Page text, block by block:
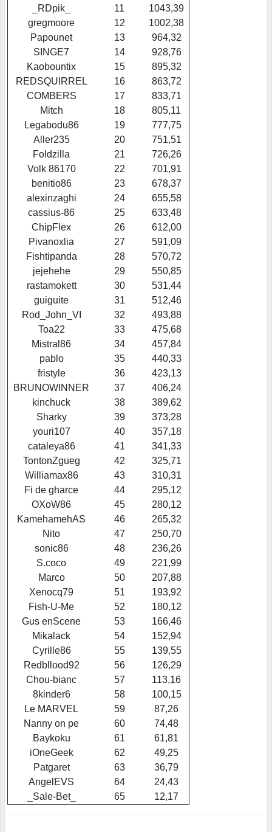
_RDpik_
11
1043,39
gregmoore
12
1002,38
Papounet
13
964,32
SINGE7
14
928,76
Kaobountix
15
895,32
REDSQUIRREL
16
863,72
COMBERS
17
833,71
Mitch
18
805,11
Legabodu86
19
777,75
Aller235
20
751,51
Foldzilla
21
726,26
Volk 86170
22
701,91
benitio86
23
678,37
alexinzaghi
24
655,58
cassius-86
25
633,48
ChipFlex
26
612,00
Pivanoxlia
27
591,09
Fishtipanda
28
570,72
jejehehe
29
550,85
rastamokett
30
531,44
guiguite
31
512,46
Rod_John_VI
32
493,88
Toa22
33
475,68
Mistral86
34
457,84
pablo
35
440,33
fristyle
36
423,13
BRUNOWINNER
37
406,24
kinchuck
38
389,62
Sharky
39
373,28
youri107
40
357,18
cataleya86
41
341,33
TontonZgueg
42
325,71
Williamax86
43
310,31
Fi de gharce
44
295,12
OXoW86
45
280,12
KamehamehAS
46
265,32
Nito
47
250,70
sonic86
48
236,26
S.coco
49
221,99
Marco
50
207,88
Xenocq79
51
193,92
Fish-U-Me
52
180,12
Gus enScene
53
166,46
Mikalack
54
152,94
Cyrille86
55
139,55
Redbllood92
56
126,29
Chou-bianc
57
113,16
8kinder6
58
100,15
Le MARVEL
59
87,26
Nanny on pe
60
74,48
Baykoku
61
61,81
iOneGeek
62
49,25
Patgaret
63
36,79
AngelEVS
64
24,43
_Sale-Bet_
65 12,17